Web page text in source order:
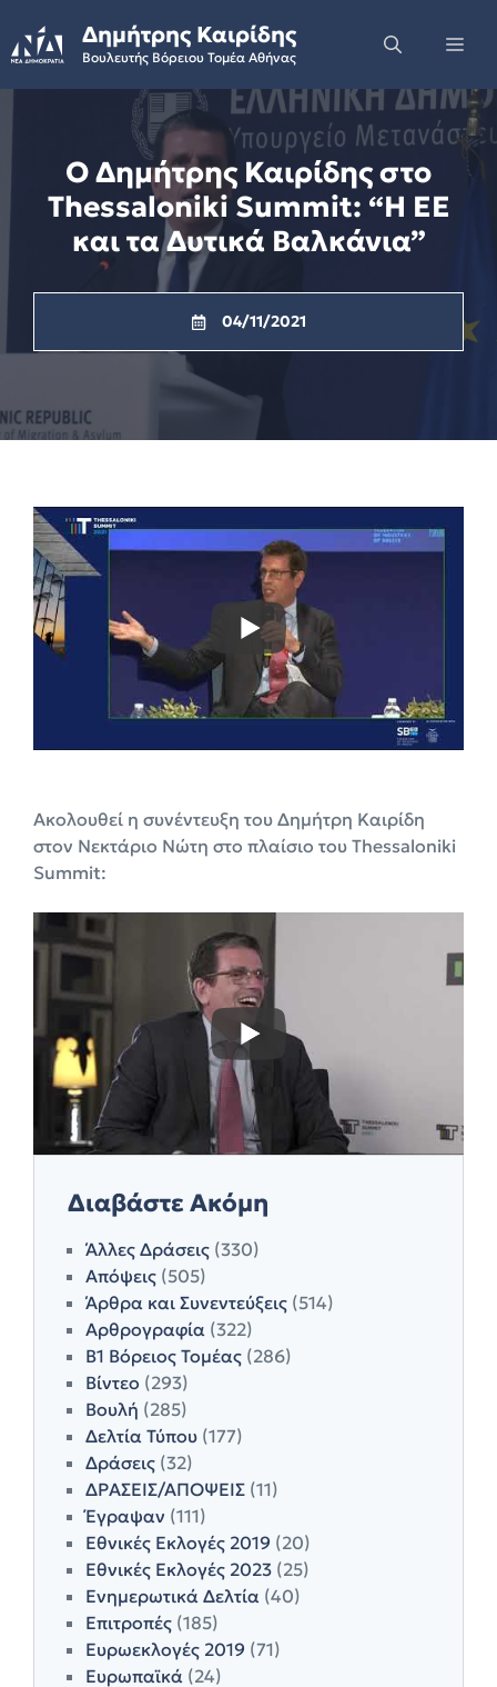
to
content
Δημήτρης Καιρίδης
Βουλευτής Βόρειου Τομέα Αθήνας
Ο Δημήτρης Καιρίδης στο
Thessaloniki Summit: “Η ΕΕ
και τα Δυτικά Βαλκάνια”
04/11/2021
Ακολουθεί η συνέντευξη του Δημήτρη Καιρίδη
στον Νεκτάριο Νώτη στο πλαίσιο του Thessaloniki
Summit:
Διαβάστε Ακόμη
Άλλες Δράσεις (330)
Απόψεις (505)
Άρθρα και Συνεντεύξεις (514)
Αρθρογραφία (322)
Β1 Βόρειος Τομέας (286)
Βίντεο (293)
Βουλή (285)
Δελτία Τύπου (177)
Δράσεις (32)
ΔΡΑΣΕΙΣ/ΑΠΟΨΕΙΣ (11)
Έγραψαν (111)
Εθνικές Εκλογές 2019 (20)
Εθνικές Εκλογές 2023 (25)
Ενημερωτικά Δελτία (40)
Επιτροπές (185)
Ευρωεκλογές 2019 (71)
Ευρωπαϊκά (24)